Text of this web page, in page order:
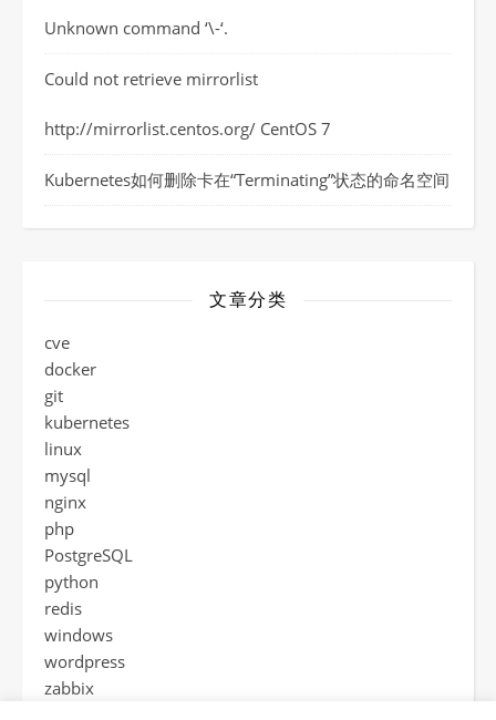
Unknown command ‘\-‘.
Could not retrieve mirrorlist
http://mirrorlist.centos.org/ CentOS 7
Kubernetes如何删除卡在“Terminating”状态的命名空间
文章分类
cve
docker
git
kubernetes
linux
mysql
nginx
php
PostgreSQL
python
redis
windows
wordpress
zabbix